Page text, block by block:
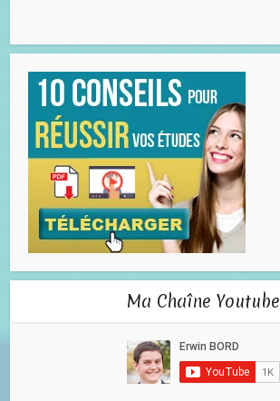
Ma Chaîne Youtube